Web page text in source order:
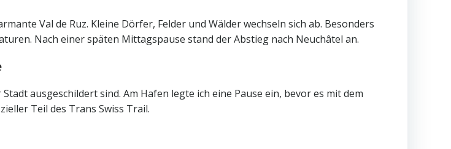
Val de Ruz. Kleine Dörfer, Felder und Wälder wechseln sich ab. Besonders
Nach einer späten Mittagspause stand der Abstieg nach Neuchâtel an.
ausgeschildert sind. Am Hafen legte ich eine Pause ein, bevor es mit dem
Teil des Trans Swiss Trail.